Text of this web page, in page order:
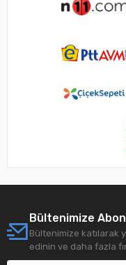
Bültenimize
Bültenimize katılarak
edinin ve daha fazla